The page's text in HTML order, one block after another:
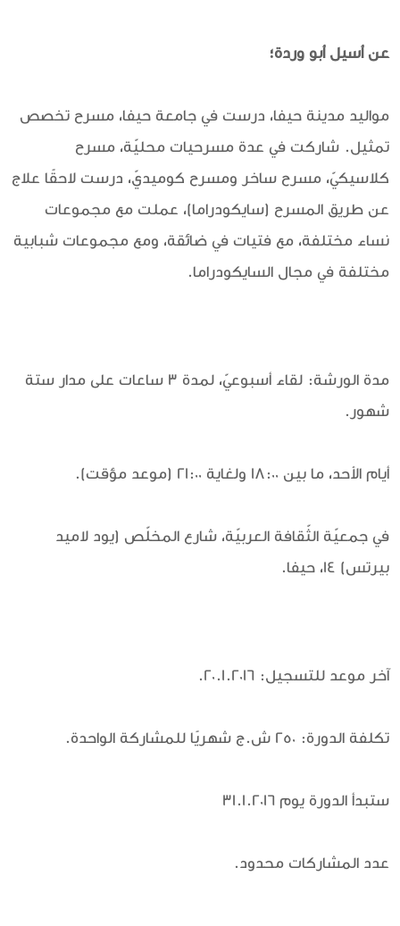
عن أسيل أبو وردة؛
مواليد مدينة حيفا، درست في جامعة حيفا، مسرح تخصص
تمثيل. شاركت في عدة مسرحيات محليّة، مسرح
كلاسيكيّ، مسرح ساخر ومسرح كوميديّ، درست لاحقًا علاج
عن طريق المسرح (سايكودراما)، عملت مع مجموعات
نساء مختلفة، مع فتيات في ضائقة، ومع مجموعات شبابية
مختلفة في مجال السايكودراما.
مدة الورشة: لقاء أسبوعيّ، لمدة 3 ساعات على مدار ستة
شهور.
أيام الأحد، ما بين 18:00 ولغاية 21:00 (موعد مؤقت).
في جمعيّة الثّقافة العربيّة، شارع المخلّص (يود لاميد
بيرتس) 14، حيفا.
آخر موعد للتسجيل: 20.1.2016.
تكلفة الدورة: 250 ش.ج شهريًا للمشاركة الواحدة.
ستبدأ الدورة يوم 31.1.2016
عدد المشاركات محدود.